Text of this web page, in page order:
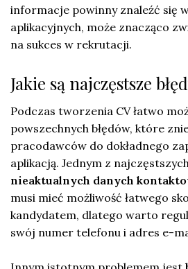
informacje powinny znaleźć się
aplikacyjnych, może znacząco
na sukces w rekrutacji.
Jakie są najczęstsze
Podczas tworzenia CV łatwo
powszechnych błędów, które
pracodawców do dokładnego
aplikacją. Jednym z
nieaktualnych danych
musi mieć możliwość łatwego
kandydatem, dlatego warto
swój numer telefonu i adres e-